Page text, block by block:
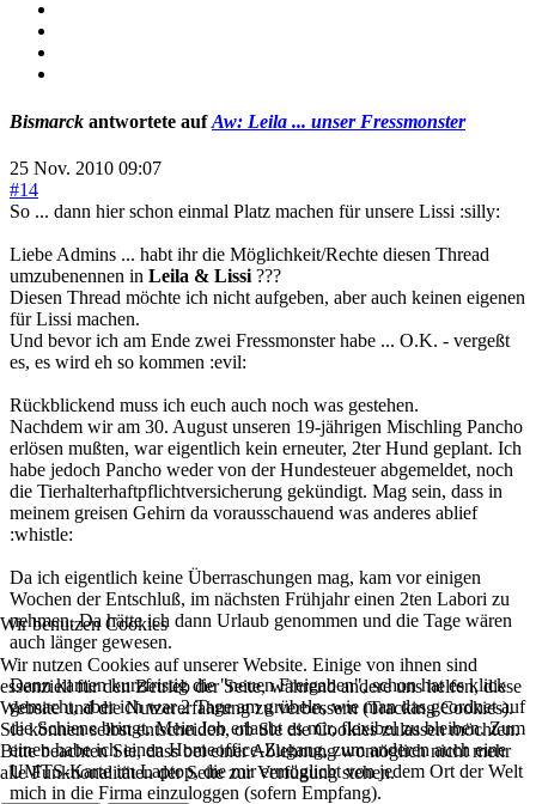
Bismarck antwortete aufAw: Leila ... unser Fressmonster
25 Nov. 2010 09:07
#14
So ... dann hier schon einmal Platz machen für unsere Lissi :silly:
Liebe Admins ... habt ihr die Möglichkeit/Rechte diesen Thread
umzubenennen in Leila & Lissi ???
Diesen Thread möchte ich nicht aufgeben, aber auch keinen eigenen
für Lissi machen.
Und bevor ich am Ende zwei Fressmonster habe ... O.K. - vergeßt
es, es wird eh so kommen :evil:
Rückblickend muss ich euch auch noch was gestehen.
Nachdem wir am 30. August unseren 19-jährigen Mischling Pancho
erlösen mußten, war eigentlich kein erneuter, 2ter Hund geplant. Ich
habe jedoch Pancho weder von der Hundesteuer abgemeldet, noch
die Tierhalterhaftpflichtversicherung gekündigt. Mag sein, dass in
meinem greisen Gehirn da vorausschauend was anderes ablief
:whistle:
Da ich eigentlich keine Überraschungen mag, kam vor einigen
Wochen der Entschluß, im nächsten Frühjahr einen 2ten Labori zu
nehmen. Da hätte ich dann Urlaub genommen und die Tage wären
auch länger gewesen.
Dann kamen kurzfristig die "neuen Freigaben", schon hat es klick
gemacht, aber ich war 2 Tage am grübeln, wie man das geordnet auf
die Schiene bringt. Mein Job erlaubt es mir, flexibel zu bleiben. Zum
einen habe ich einen Homeoffice-Zugang, zum anderen auch eine
UMTS-Karte im Laptop, die mir ermöglicht von jedem Ort der Welt
mich in die Firma einzuloggen (sofern Empfang).
Wir benutzen Cookies
Wir nutzen Cookies auf unserer Website. Einige von ihnen sind
essenziell für den Betrieb der Seite, während andere uns helfen, diese
Website und die Nutzererfahrung zu verbessern (Tracking Cookies).
Sie können selbst entscheiden, ob Sie die Cookies zulassen möchten.
Bitte beachten Sie, dass bei einer Ablehnung womöglich nicht mehr
alle Funktionalitäten der Seite zur Verfügung stehen.